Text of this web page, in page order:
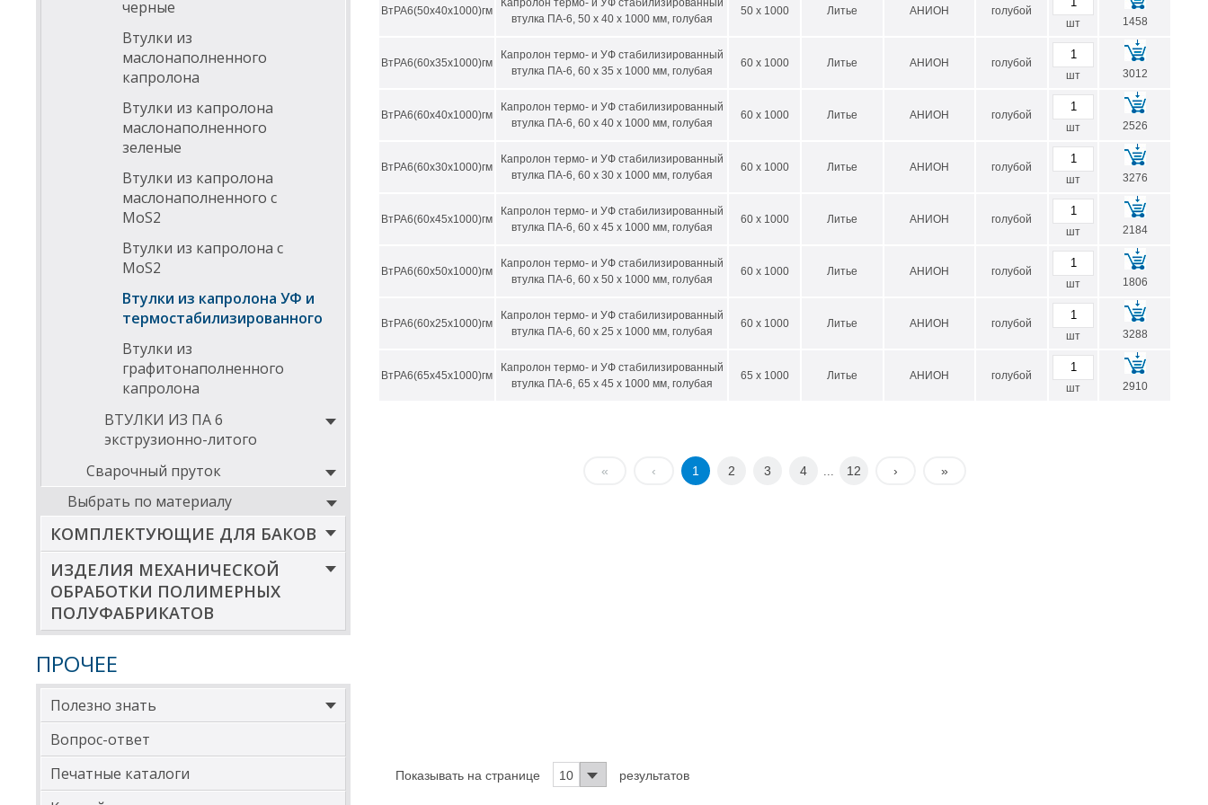
черные
Втулки из
маслонаполненного
капролона
Втулки из капролона
маслонаполненного
зеленые
Втулки из капролона
маслонаполненного с
MoS2
Втулки из капролона с
MoS2
Втулки из капролона УФ и
термостабилизированного
Втулки из
графитонаполненного
капролона
ВТУЛКИ ИЗ ПА 6
экструзионно-литого
Сварочный пруток
Выбрать по материалу
КОМПЛЕКТУЮЩИЕ ДЛЯ БАКОВ
ИЗДЕЛИЯ МЕХАНИЧЕСКОЙ
ОБРАБОТКИ ПОЛИМЕРНЫХ
ПОЛУФАБРИКАТОВ
ПРОЧЕЕ
Полезно знать
Вопрос-ответ
Печатные каталоги
50 25-40 60-180
65 30-55 60-200
30-55
30-60
90 30-70 80-240
100 30-80 80-260
50-90
50-95
*Внутренний диаметр втулок производится в диапазоне между минимальным и максимальным значением включительно.
ВтРА6(50х40х1000)гм
Капролон термо- и УФ стабилизированный
втулка ПА-6, 50 х 40 х 1000 мм, голубая
50 x 1000 Литье АНИОН
голубой
шт
1458
ВтРА6(60х35х1000)гм
Капролон термо- и УФ стабилизированный
втулка ПА-6, 60 х 35 х 1000 мм, голубая
60 x 1000 Литье АНИОН
голубой
шт
3012
ВтРА6(60х40х1000)гм
Капролон термо- и УФ стабилизированный
втулка ПА-6, 60 х 40 х 1000 мм, голубая
60 x 1000 Литье АНИОН
голубой
шт
2526
ВтРА6(60х30х1000)гм
Капролон термо- и УФ стабилизированный
втулка ПА-6, 60 х 30 х 1000 мм, голубая
60 x 1000 Литье АНИОН
голубой
шт
3276
ВтРА6(60х45х1000)гм
Капролон термо- и УФ стабилизированный
втулка ПА-6, 60 х 45 х 1000 мм, голубая
60 x 1000 Литье АНИОН
голубой
шт
2184
ВтРА6(60х50х1000)гм
Капролон термо- и УФ стабилизированный
втулка ПА-6, 60 х 50 х 1000 мм, голубая
60 x 1000 Литье АНИОН
голубой
шт
1806
ВтРА6(60х25х1000)гм
Капролон термо- и УФ стабилизированный
втулка ПА-6, 60 х 25 х 1000 мм, голубая
60 x 1000 Литье АНИОН
голубой
шт
3288
ВтРА6(65х45х1000)гм
Капролон термо- и УФ стабилизированный
втулка ПА-6, 65 х 45 х 1000 мм, голубая
65 x 1000 Литье АНИОН
голубой
шт
2910
« ‹ 1 2 3 4 ... 12 › »
Показывать на странице 10 результатов